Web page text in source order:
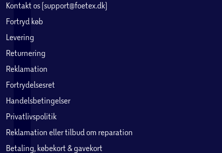
nemt via din trådløse WiFi-router og systemet kan
stemmestyres via Google Assistant, Amazon Alexa. Du kan
din smartphone eller tablet.
SMART+ WiFi kan integreres i Samsung SmartThings
Udover WiFi varianterne findes LEDVANCE SMART+ også
med Zigbee og Bluetooth teknologi
Kontakt os (support@foetex.dk)
Fortryd køb
Levering
Returnering
Reklamation
Fortrydelsesret
Handelsbetingelser
Privatlivspolitik
Reklamation eller tilbud om reparation
Betaling, købekort & gavekort